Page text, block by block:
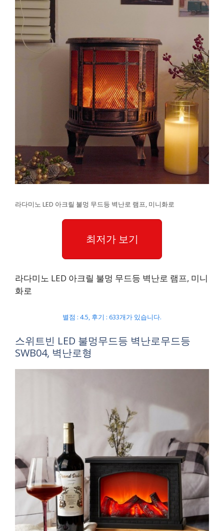
라다미노 LED 아크릴 불멍 무드등 벽난로 램프, 미니화로
최저가 보기
라다미노 LED 아크릴 불멍 무드등 벽난로 램프, 미니
화로
별점 : 4.5, 후기 : 633개가 있습니다.
스위트빈 LED 불멍무드등 벽난로무드등
SWB04, 벽난로형